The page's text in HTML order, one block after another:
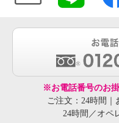
※お電話番号のお
ご注文：24時間
24時間／オペ